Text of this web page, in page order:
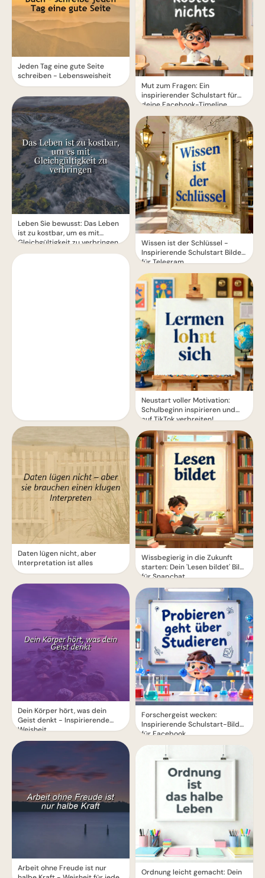
Jeden Tag eine gute Seite
schreiben - Lebensweisheit
Leben Sie bewusst: Das Leben
ist zu kostbar, um es mit
Gleichgültigkeit zu verbringen
Daten lügen nicht, aber
Interpretation ist alles
Dein Körper hört, was dein
Geist denkt - Inspirierende
Weisheit
Arbeit ohne Freude ist nur
Mut zum Fragen: Ein
inspirierender Schulstart für
deine Facebook-Timeline
Wissen ist der Schlüssel -
Inspirierende Schulstart Bilder
für Telegram
Neustart voller Motivation:
Schulbeginn inspirieren und
auf TikTok verbreiten!
Wissbegierig in die Zukunft
starten: Dein 'Lesen bildet' Bild
für Snapchat
Forschergeist wecken:
Inspirierende Schulstart-Bilder
für Facebook
Ordnung leicht gemacht: Dein